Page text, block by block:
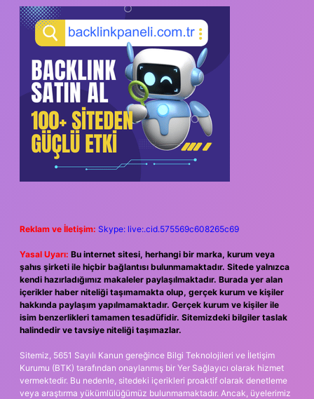
Reklam ve İletişim: Skype: live:.cid.575569c608265c69
Yasal Uyarı: Bu internet sitesi, herhangi bir marka, kurum veya
şahıs şirketi ile hiçbir bağlantısı bulunmamaktadır. Sitede yalnızca
kendi hazırladığımız makaleler paylaşılmaktadır. Burada yer alan
içerikler haber niteliği taşımamakta olup, gerçek kurum ve kişiler
hakkında paylaşım yapılmamaktadır. Gerçek kurum ve kişiler ile
isim benzerlikleri tamamen tesadüfidir. Sitemizdeki bilgiler taslak
halindedir ve tavsiye niteliği taşımazlar.
Sitemiz, 5651 Sayılı Kanun gereğince Bilgi Teknolojileri ve İletişim
Kurumu (BTK) tarafından onaylanmış bir Yer Sağlayıcı olarak hizmet
vermektedir. Bu nedenle, sitedeki içerikleri proaktif olarak denetleme
veya araştırma yükümlülüğümüz bulunmamaktadır. Ancak, üyelerimiz